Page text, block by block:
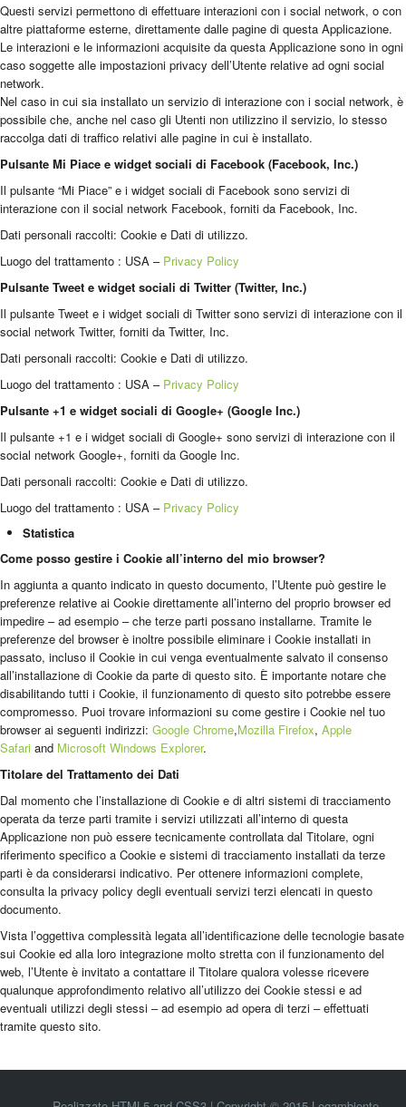
Questi servizi permettono di effettuare interazioni con i social network, o con
altre piattaforme esterne, direttamente dalle pagine di questa Applicazione.
Le interazioni e le informazioni acquisite da questa Applicazione sono in ogni
caso soggette alle impostazioni privacy dell’Utente relative ad ogni social
network.
Nel caso in cui sia installato un servizio di interazione con i social network, è
possibile che, anche nel caso gli Utenti non utilizzino il servizio, lo stesso
raccolga dati di traffico relativi alle pagine in cui è installato.
Pulsante Mi Piace e widget sociali di Facebook (Facebook, Inc.)
Il pulsante “Mi Piace” e i widget sociali di Facebook sono servizi di
interazione con il social network Facebook, forniti da Facebook, Inc.
Dati personali raccolti: Cookie e Dati di utilizzo.
Luogo del trattamento : USA – Privacy Policy
Pulsante Tweet e widget sociali di Twitter (Twitter, Inc.)
Il pulsante Tweet e i widget sociali di Twitter sono servizi di interazione con il
social network Twitter, forniti da Twitter, Inc.
Dati personali raccolti: Cookie e Dati di utilizzo.
Luogo del trattamento : USA – Privacy Policy
Pulsante +1 e widget sociali di Google+ (Google Inc.)
Il pulsante +1 e i widget sociali di Google+ sono servizi di interazione con il
social network Google+, forniti da Google Inc.
Dati personali raccolti: Cookie e Dati di utilizzo.
Luogo del trattamento : USA – Privacy Policy
Statistica
Come posso gestire i Cookie all’interno del mio browser?
In aggiunta a quanto indicato in questo documento, l’Utente può gestire le
preferenze relative ai Cookie direttamente all’interno del proprio browser ed
impedire – ad esempio – che terze parti possano installarne. Tramite le
preferenze del browser è inoltre possibile eliminare i Cookie installati in
passato, incluso il Cookie in cui venga eventualmente salvato il consenso
all’installazione di Cookie da parte di questo sito. È importante notare che
disabilitando tutti i Cookie, il funzionamento di questo sito potrebbe essere
compromesso. Puoi trovare informazioni su come gestire i Cookie nel tuo
browser ai seguenti indirizzi: Google Chrome,Mozilla Firefox, Apple
Safari and Microsoft Windows Explorer.
Titolare del Trattamento dei Dati
Dal momento che l’installazione di Cookie e di altri sistemi di tracciamento
operata da terze parti tramite i servizi utilizzati all’interno di questa
Applicazione non può essere tecnicamente controllata dal Titolare, ogni
riferimento specifico a Cookie e sistemi di tracciamento installati da terze
parti è da considerarsi indicativo. Per ottenere informazioni complete,
consulta la privacy policy degli eventuali servizi terzi elencati in questo
documento.
Vista l’oggettiva complessità legata all’identificazione delle tecnologie basate
sui Cookie ed alla loro integrazione molto stretta con il funzionamento del
web, l’Utente è invitato a contattare il Titolare qualora volesse ricevere
qualunque approfondimento relativo all’utilizzo dei Cookie stessi e ad
eventuali utilizzi degli stessi – ad esempio ad opera di terzi – effettuati
tramite questo sito.